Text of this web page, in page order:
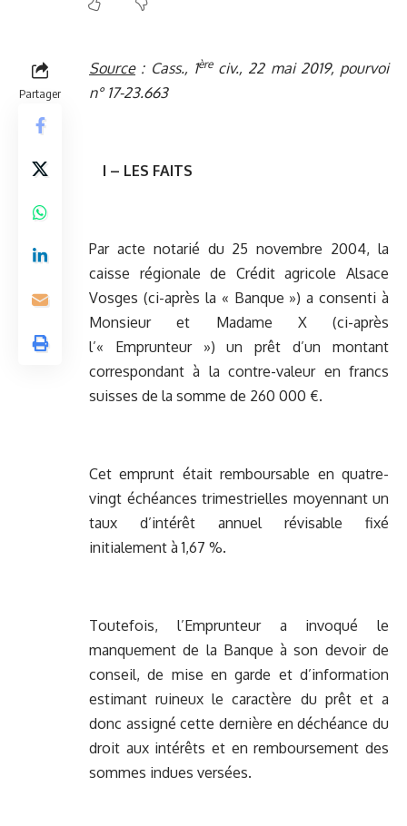
Partager
Source: Cass., 1èreciv., 22 mai 2019, pourvoi
n° 17-23.663
I – LES FAITS
Par acte notarié du 25 novembre 2004, la
caisse régionale de Crédit agricole Alsace
Vosges (ci-après la « Banque ») a consenti à
Monsieur et Madame X (ci-après
l’« Emprunteur ») un prêt d’un montant
correspondant à la contre-valeur en francs
suisses de la somme de 260 000 €.
Cet emprunt était remboursable en quatre-
vingt échéances trimestrielles moyennant un
taux d’intérêt annuel révisable fixé
initialement à 1,67 %.
Toutefois, l’Emprunteur a invoqué le
manquement de la Banque à son devoir de
conseil, de mise en garde et d’information
estimant ruineux le caractère du prêt et a
donc assigné cette dernière en déchéance du
droit aux intérêts et en remboursement des
sommes indues versées.